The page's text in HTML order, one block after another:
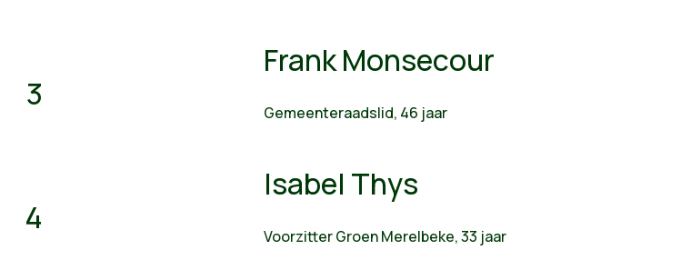
3
Frank Monsecour
Gemeenteraadslid, 46 jaar
4
Isabel Thys
Voorzitter Groen Merelbeke, 33 jaar